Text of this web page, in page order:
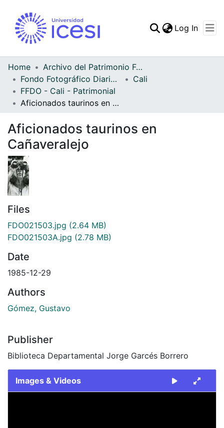
Statistics
Log In
Home
Archivo del Patrimonio Fotográfico y Fílmico del Valle del Cauca
Fondo Fotográfico Diario Occidente
Cali
FFDO - Cali - Patrimonial
Aficionados taurinos en Cañaveralejo
Aficionados taurinos en
Cañaveralejo
Files
FDO021503.jpg (2.64 MB)
FDO021503A.jpg (2.78 MB)
Date
1985-12-29
Authors
Gómez, Gustavo
Publisher
Biblioteca Departamental Jorge Garcés Borrero
Images & Videos